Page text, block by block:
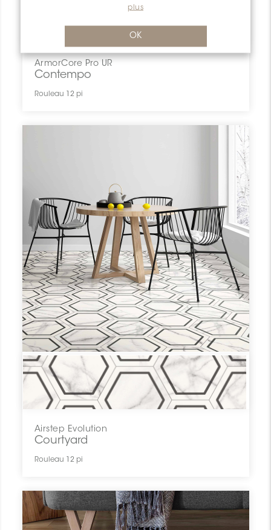
plus
OK
ArmorCore Pro UR
Contempo
Rouleau 12 pi
Airstep Evolution
Courtyard
Rouleau 12 pi